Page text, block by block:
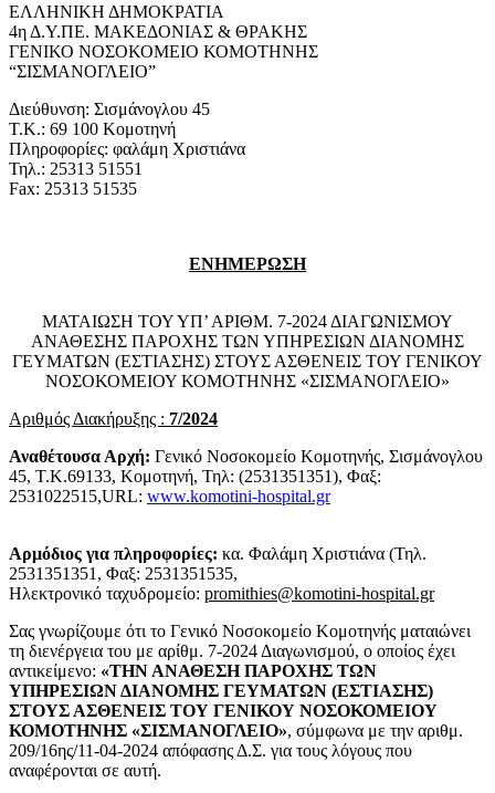
ΕΛΛΗΝΙΚΗ ΔΗΜΟΚΡΑΤΙΑ
4η Δ.Υ.ΠΕ. ΜΑΚΕΔΟΝΙΑΣ & ΘΡΑΚΗΣ
ΓΕΝΙΚΟ ΝΟΣΟΚΟΜΕΙΟ ΚΟΜΟΤΗΝΗΣ
“ΣΙΣΜΑΝΟΓΛΕΙΟ”
Διεύθυνση: Σισμάνογλου 45
Τ.Κ.: 69 100 Κομοτηνή
Πληροφορίες: φαλάμη Χριστιάνα
Τηλ.: 25313 51551
Fax: 25313 51535
ΕΝΗΜΕΡΩΣΗ
ΜΑΤΑΙΩΣΗ ΤΟΥ ΥΠ’ ΑΡΙΘΜ. 7-2024 ΔΙΑΓΩΝΙΣΜΟΥ
ΑΝΑΘΕΣΗΣ ΠΑΡΟΧΗΣ ΤΩΝ ΥΠΗΡΕΣΙΩΝ ΔΙΑΝΟΜΗΣ
ΓΕΥΜΑΤΩΝ (ΕΣΤΙΑΣΗΣ) ΣΤΟΥΣ ΑΣΘΕΝΕΙΣ ΤΟΥ ΓΕΝΙΚΟΥ
ΝΟΣΟΚΟΜΕΙΟΥ ΚΟΜΟΤΗΝΗΣ «ΣΙΣΜΑΝΟΓΛΕΙΟ»
Αριθμός Διακήρυξης : 7/2024
Αναθέτουσα Αρχή: Γενικό Νοσοκομείο Κομοτηνής, Σισμάνογλου
45, Τ.Κ.69133, Κομοτηνή, Τηλ: (2531351351), Φαξ:
2531022515,URL: www.komotini-hospital.gr
Αρμόδιος για πληροφορίες: κα. Φαλάμη Χριστιάνα (Τηλ.
2531351351, Φαξ: 2531351535,
Ηλεκτρονικό ταχυδρομείο: promithies@komotini-hospital.gr
Σας γνωρίζουμε ότι το Γενικό Νοσοκομείο Κομοτηνής ματαιώνει
τη διενέργεια του με αρίθμ. 7-2024 Διαγωνισμού, ο οποίος έχει
αντικείμενο: «ΤΗΝ ΑΝΑΘΕΣΗ ΠΑΡΟΧΗΣ ΤΩΝ
ΥΠΗΡΕΣΙΩΝ ΔΙΑΝΟΜΗΣ ΓΕΥΜΑΤΩΝ (ΕΣΤΙΑΣΗΣ)
ΣΤΟΥΣ ΑΣΘΕΝΕΙΣ ΤΟΥ ΓΕΝΙΚΟΥ ΝΟΣΟΚΟΜΕΙΟΥ
ΚΟΜΟΤΗΝΗΣ «ΣΙΣΜΑΝΟΓΛΕΙΟ», σύμφωνα με την αριθμ.
209/16ης/11-04-2024 απόφασης Δ.Σ. για τους λόγους που
αναφέρονται σε αυτή.